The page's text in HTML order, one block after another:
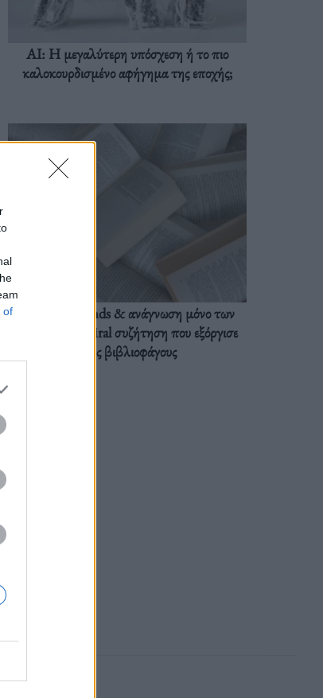
of
AI: Η μεγαλύτερη υπόσχεση ή το πιο
καλοκουρδισμένο αφήγημα της εποχής;
BookTok trends & ανάγνωση μόνο των
διαλόγων: Η viral συζήτηση που εξόργισε
τους βιβλιοφάγους